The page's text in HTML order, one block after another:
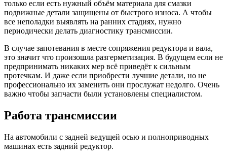
только если есть нужный объём материала для смазки
подвижные детали защищены от быстрого износа. А чтобы
все неполадки выявлять на ранних стадиях, нужно
периодически делать диагностику трансмиссии.
В случае запотевания в месте сопряжения редуктора и вала,
это значит что произошла разгерметизация. В будущем если не
предпринимать никаких мер всё приведёт к сильным
протечкам. И даже если приобрести лучшие детали, но не
профессионально их заменить они прослужат недолго. Очень
важно чтобы запчасти были установлены специалистом.
Работа трансмиссии
На автомобили с задней ведущей осью и полноприводных
машинах есть задний редуктор.